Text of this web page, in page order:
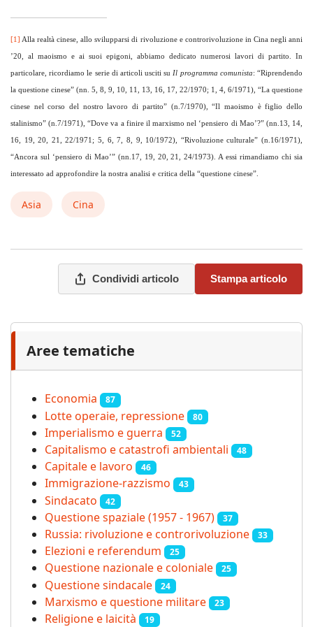
[1] Alla realtà cinese, allo svilupparsi di rivoluzione e controrivoluzione in Cina negli anni
’20, al maoismo e ai suoi epigoni, abbiamo dedicato numerosi lavori di partito. In
particolare, ricordiamo le serie di articoli usciti suIl programma comunista: “Riprendendo
la questione cinese” (nn. 5, 8, 9, 10, 11, 13, 16, 17, 22/1970; 1, 4, 6/1971), “La questione
cinese nel corso del nostro lavoro di partito” (n.7/1970), “Il maoismo è figlio dello
stalinismo” (n.7/1971), “Dove va a finire il marxismo nel ‘pensiero di Mao’?” (nn.13, 14,
16, 19, 20, 21, 22/1971; 5, 6, 7, 8, 9, 10/1972), “Rivoluzione culturale” (n.16/1971),
“Ancora sul ‘pensiero di Mao’” (nn.17, 19, 20, 21, 24/1973). A essi rimandiamo chi sia
interessato ad approfondire la nostra analisi e critica della “questione cinese”.
Asia Cina
Condividi articolo Stampa articolo
Aree tematiche
Economia 87
Lotte operaie, repressione 80
Imperialismo e guerra 52
Capitalismo e catastrofi ambientali 48
Capitale e lavoro 46
Immigrazione-razzismo 43
Sindacato 42
Questione spaziale (1957 - 1967) 37
Russia: rivoluzione e controrivoluzione 33
Elezioni e referendum 25
Questione nazionale e coloniale 25
Questione sindacale 24
Marxismo e questione militare 23
Religione e laicità 19